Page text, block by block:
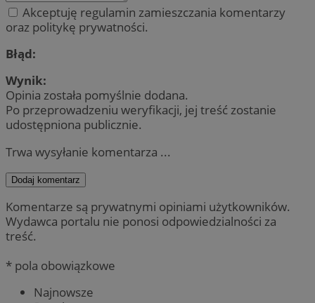
Akceptuję regulamin zamieszczania komentarzy
oraz politykę prywatności.
Błąd:
Wynik:
Opinia została pomyślnie dodana.
Po przeprowadzeniu weryfikacji, jej treść zostanie
udostępniona publicznie.
Trwa wysyłanie komentarza ...
Dodaj komentarz
Komentarze są prywatnymi opiniami użytkowników.
Wydawca portalu nie ponosi odpowiedzialności za
treść.
* pola obowiązkowe
Najnowsze